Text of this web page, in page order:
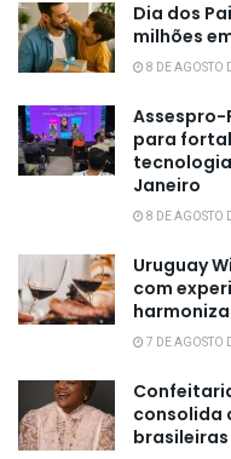
Dia dos
milhões
8 DE AGOSTO
Assespro-
para
Janeiro
8 DE AGOSTO
Uruguay
com
7 DE AGOSTO
consolida
brasileiras